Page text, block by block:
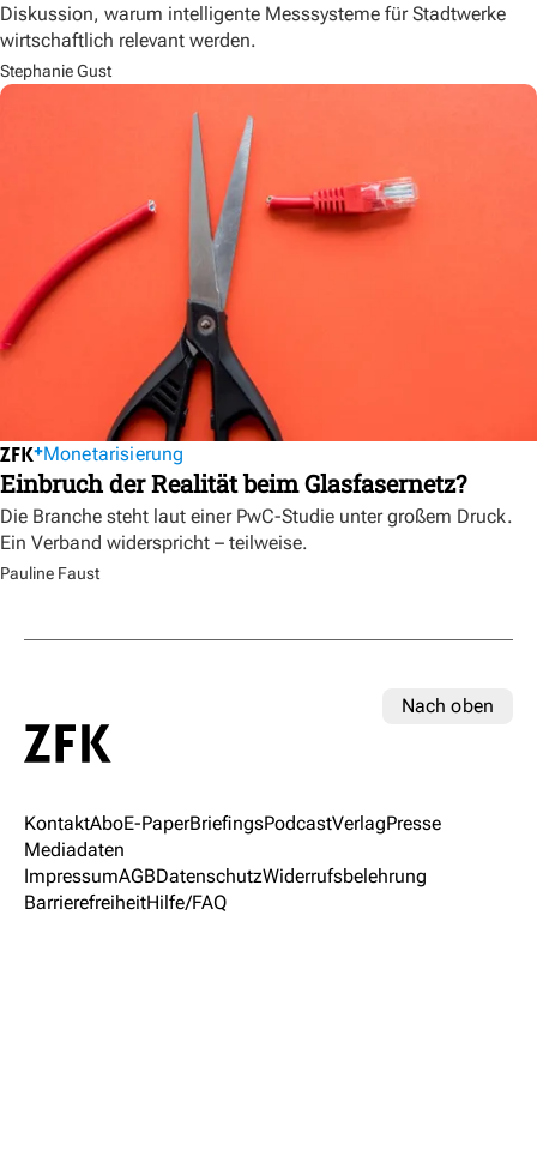
Diskussion, warum intelligente Messsysteme für Stadtwerke
wirtschaftlich relevant werden.
Stephanie Gust
Monetarisierung
Einbruch der Realität beim Glasfasernetz?
Die Branche steht laut einer PwC-Studie unter großem Druck.
Ein Verband widerspricht – teilweise.
Pauline Faust
Nach oben
KontaktAboE-PaperBriefingsPodcastVerlagPresse
Mediadaten
ImpressumAGBDatenschutzWiderrufsbelehrung
BarrierefreiheitHilfe/FAQ